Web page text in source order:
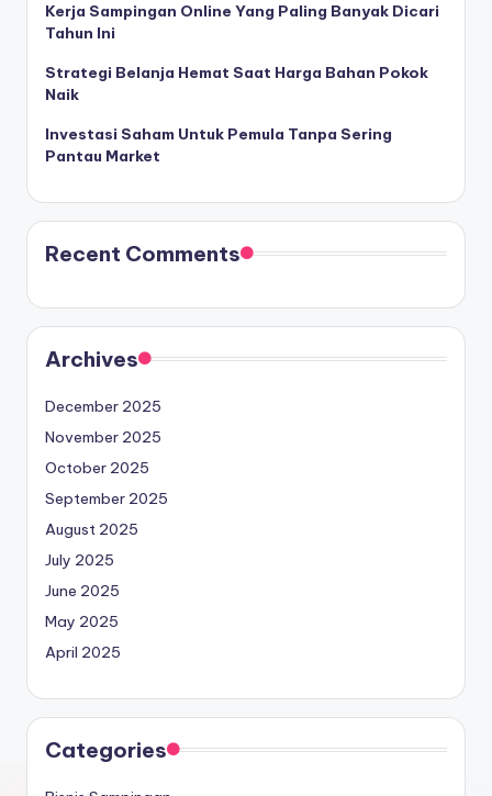
Kerja Sampingan Online Yang Paling Banyak Dicari
Tahun Ini
Strategi Belanja Hemat Saat Harga Bahan Pokok
Naik
Investasi Saham Untuk Pemula Tanpa Sering
Pantau Market
Recent Comments
Archives
December 2025
November 2025
October 2025
September 2025
August 2025
July 2025
June 2025
May 2025
April 2025
Categories